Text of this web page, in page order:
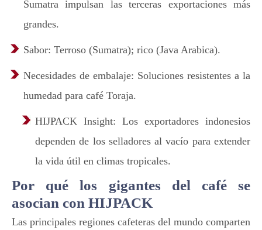
Sumatra impulsan las terceras exportaciones más
grandes.
Sabor: Terroso (Sumatra); rico (Java Arabica).
Necesidades de embalaje: Soluciones resistentes a la
humedad para café Toraja.
HIJPACK Insight: Los exportadores indonesios
dependen de los selladores al vacío para extender
la vida útil en climas tropicales.
Por qué los gigantes del café se
asocian con HIJPACK
Las principales regiones cafeteras del mundo comparten